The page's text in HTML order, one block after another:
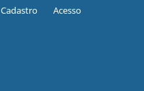
Cadastro Acesso